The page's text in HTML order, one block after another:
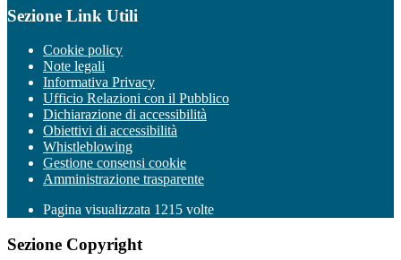
Sezione Link Utili
Cookie policy
Note legali
Informativa Privacy
Ufficio Relazioni con il Pubblico
Dichiarazione di accessibilità
Obiettivi di accessibilità
Whistleblowing
Gestione consensi cookie
Amministrazione trasparente
Pagina visualizzata 1215 volte
Sezione Copyright